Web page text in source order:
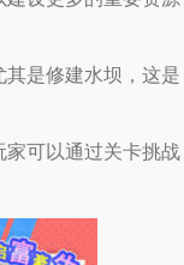
是修建水坝，这是
可以通过关卡挑战